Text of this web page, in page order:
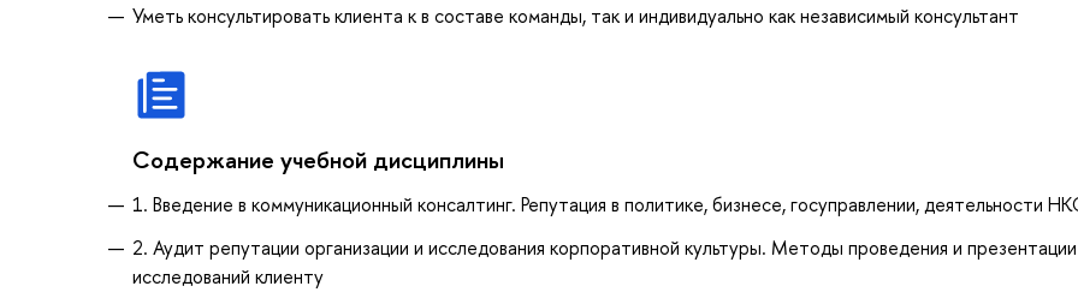
Уметь консультировать клиента к в составе команды, так и индивидуально как независимый консультант
Содержание учебной дисциплины
1. Введение в коммуникационный консалтинг. Репутация в политике, бизнесе, госуправлении, деятельности
2. Аудит репутации организации и исследования корпоративной культуры. Методы проведения и презентации
исследований клиенту